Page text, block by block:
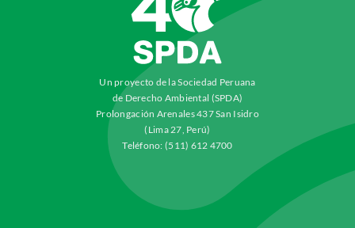
Un proyecto de la Sociedad Peruana
de Derecho Ambiental (SPDA)
Prolongación Arenales 437 San Isidro
(Lima 27, Perú)
Teléfono: (511) 612 4700